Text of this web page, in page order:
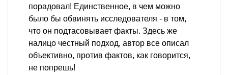
порадовал! Единственное, в чем можно
было бы обвинять исследователя - в том,
что он подтасовывает факты. Здесь же
налицо честный подход, автор все описал
объективно, против фактов, как говорится,
не попрешь!